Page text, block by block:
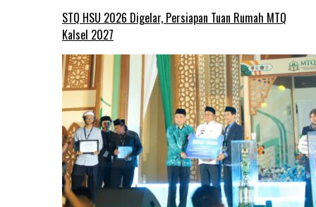
STQ HSU 2026 Digelar, Persiapan Tuan Rumah MTQ
Kalsel 2027